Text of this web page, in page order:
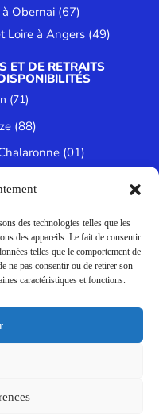
des technologies telles que les
des appareils. Le fait de consentir
telles que le comportement de
ne pas consentir ou de retirer son
caractéristiques et fonctions.
Obernai (67)
Loire à Angers (49)
ET DE RETRAITS
(71)
(88)
(01)
de vente